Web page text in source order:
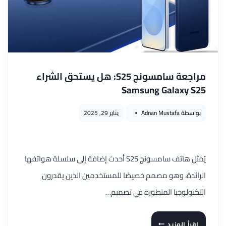
والأداء
مراجعة سامسونج S25: هل يستحق الشراء
Samsung Galaxy S25
بواسطةAdnan Mustafa يناير 29, 2025
يُمثل هاتف سامسونج S25 أحدث إضافة إلى سلسلة هواتفها
الرائدة، وهو مصمم خصيصًا للمستخدمين الذين يقدرون
التكنولوجيا المتطورة في تصميم…
مراجعة